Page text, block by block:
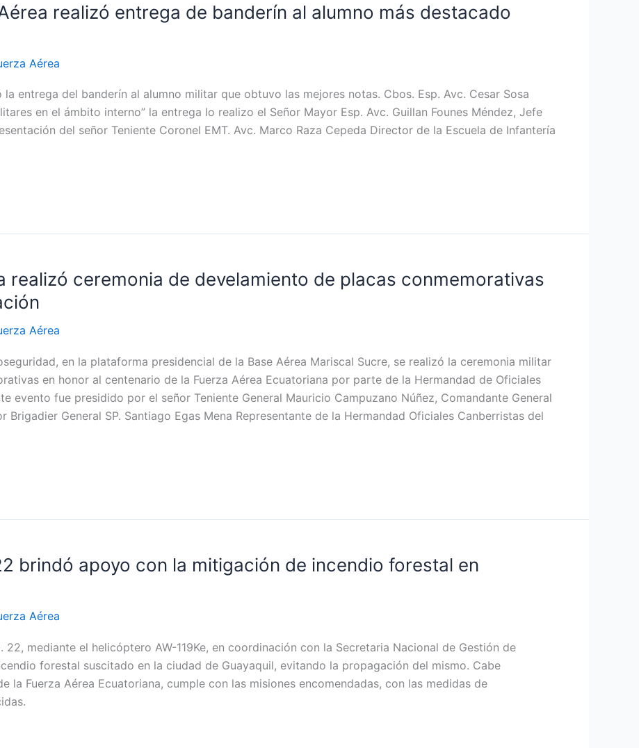
realizó entrega de banderín al alumno más destacado
Aérea
entrega del banderín al alumno militar que obtuvo las mejores notas. Cbos. Esp. Avc. Cesar Sosa
en el ámbito interno” la entrega lo realizo el Señor Mayor Esp. Avc. Guillan Founes Méndez, Jefe
del señor Teniente Coronel EMT. Avc. Marco Raza Cepeda Director de la Escuela de Infantería
realizó ceremonia de develamiento de placas conmemorativas
Aérea
en la plataforma presidencial de la Base Aérea Mariscal Sucre, se realizó la ceremonia militar
en honor al centenario de la Fuerza Aérea Ecuatoriana por parte de la Hermandad de Oficiales
evento fue presidido por el señor Teniente General Mauricio Campuzano Núñez, Comandante General
Brigadier General SP. Santiago Egas Mena Representante de la Hermandad Oficiales Canberristas del
brindó apoyo con la mitigación de incendio forestal en
Aérea
mediante el helicóptero AW-119Ke, en coordinación con la Secretaria Nacional de Gestión de
forestal suscitado en la ciudad de Guayaquil, evitando la propagación del mismo. Cabe
la Fuerza Aérea Ecuatoriana, cumple con las misiones encomendadas, con las medidas de